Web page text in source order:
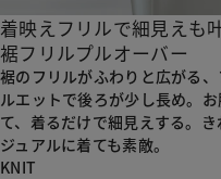
着映えフリルで細見えも
裾フリルプルオーバー
裾のフリルがふわりと広がる
ルエットで後ろが少し長め。
て、着るだけで細見えする。
ジュアルに着ても素敵。
KNIT